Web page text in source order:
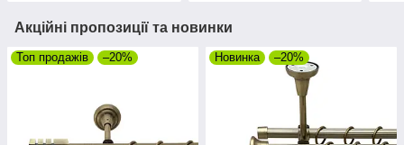
Акційні пропозиції та новинки
Топ продажів –20% Новинка –20%